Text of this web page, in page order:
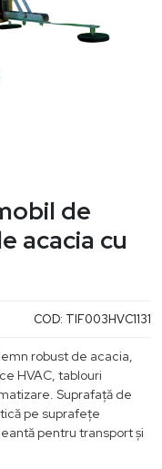
de
acacia cu
COD: TIF003HVC1131
robust de acacia,
HVAC, tablouri
Suprafață de
pe suprafețe
pentru transport și